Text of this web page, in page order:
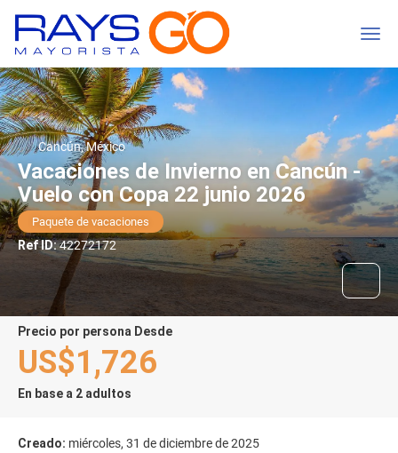
Cancún, México
Vacaciones de Invierno en Cancún -
Vuelo con Copa 22 junio 2026
Paquete de vacaciones
Ref ID:42272172
precio por persona Desde
US$1,726
En base a 2 adultos
Creado: miércoles, 31 de diciembre de 2025